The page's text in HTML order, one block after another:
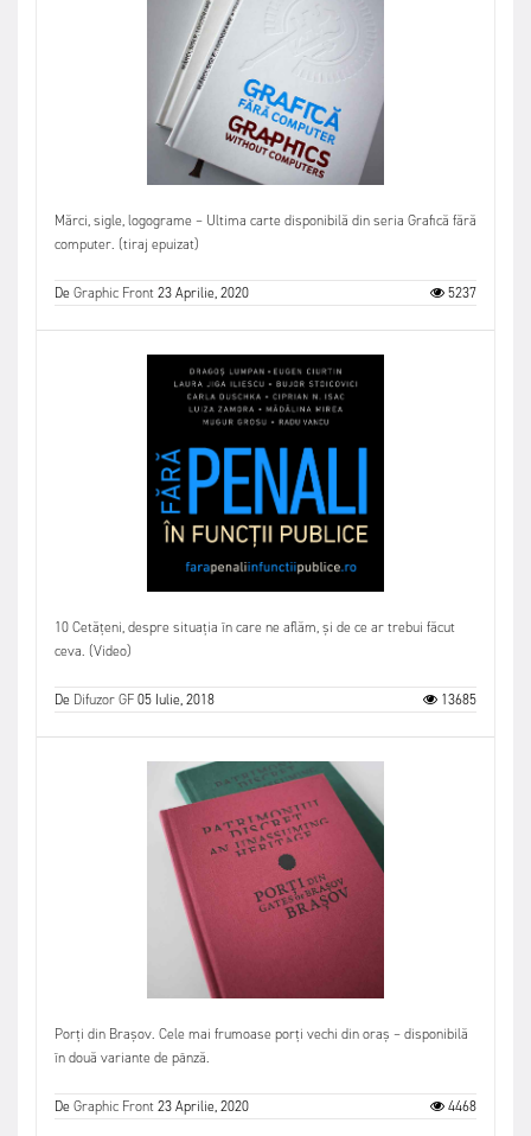
Mărci, sigle, logograme – Ultima carte disponibilă din seria Grafică fără
computer. (tiraj epuizat)
DeGraphic Front23 Aprilie, 2020 5237
10 Cetățeni, despre situația în care ne aflăm, și de ce ar trebui făcut
ceva. (Video)
De Difuzor GF05 Iulie, 2018 13685
Porți din Brașov. Cele mai frumoase porți vechi din oraș – disponibilă
în două variante de pânză.
DeGraphic Front23 Aprilie, 2020 4468